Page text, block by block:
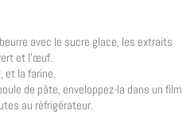
avec le sucre glace, les extraits
et l’œuf.
et la farine.
de pâte, enveloppez-la dans un film
au réfrigérateur.